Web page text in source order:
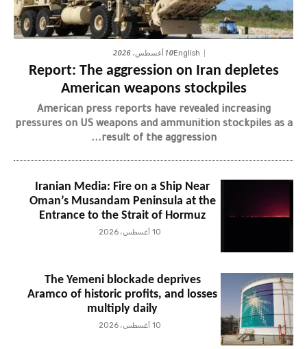
English10 أغسطس، 2026
Report: The aggression on Iran depletes
American weapons stockpiles
American press reports have revealed increasing
pressures on US weapons and ammunition stockpiles as a
result of the aggression...
Iranian Media: Fire on a Ship Near
Oman’s Musandam Peninsula at the
Entrance to the Strait of Hormuz
10 أغسطس، 2026
The Yemeni blockade deprives
Aramco of historic profits, and losses
multiply daily
10 أغسطس، 2026